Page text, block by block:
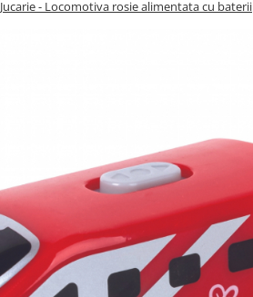
Jucarie - Locomotiva rosie alimentata cu baterii